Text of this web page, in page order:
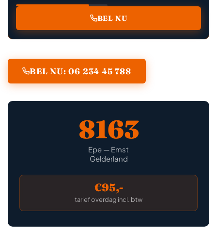
BEL NU
BEL NU: 06 234 45 788
8163
Epe — Emst
Gelderland
€95,-
tarief overdag incl. btw